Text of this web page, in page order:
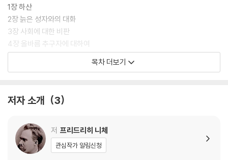
1장 하산
2장 늙은 성자와의 대화
3장 사회에 대한 비판
4장 올바름 추구자에 대하여
5장 말세의 인간 유형에 대하여
9장 깨달음
제1부 차라투스트라의 연설들
목차 더보기
저자 소개 3
저 프리드리히 니체
관심작가 알림신청